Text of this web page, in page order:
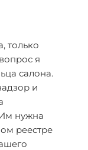
только
я
салона.
и
нужна
реестре